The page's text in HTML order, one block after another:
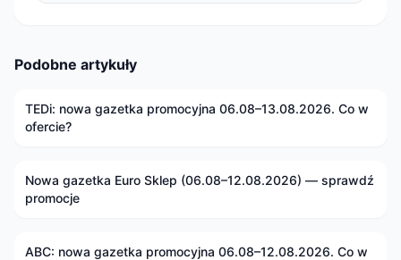
Podobne artykuły
TEDi: nowa gazetka promocyjna 06.08–13.08.2026. Co w
ofercie?
Nowa gazetka Euro Sklep (06.08–12.08.2026) — sprawdź
promocje
ABC: nowa gazetka promocyjna 06.08–12.08.2026. Co w